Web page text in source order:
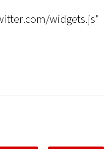
widgets.js"